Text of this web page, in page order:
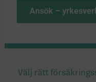
Ansök –
Välj rätt